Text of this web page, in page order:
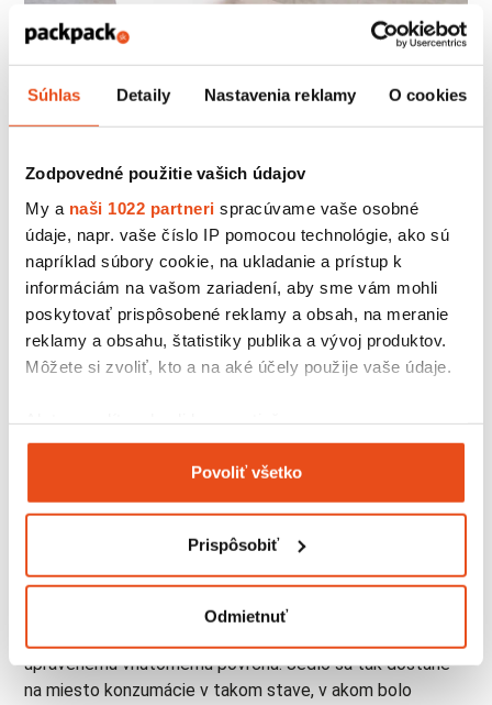
Súhlas Detaily Nastavenia reklamy O cookies
Zodpovedné použitie vašich údajov
My a naši 1022 partneri spracúvame vaše osobné
údaje, napr. vaše číslo IP pomocou technológie, ako sú
napríklad súbory cookie, na ukladanie a prístup k
informáciám na vašom zariadení, aby sme vám mohli
poskytovať prispôsobené reklamy a obsah, na meranie
reklamy a obsahu, štatistiky publika a vývoj produktov.
Môžete si zvoliť, kto a na aké účely použije vaše údaje.
Zhromažďovať informácie o vašej geografickej
polohe s presnosťou na niekoľko metrov
Identifikovať vaše zariadenie aktívnym
Viac informácií o tom, ako sa spracúvajú vaše osobné
údaje, nájdete v časti svašimi nastaveniami
o používaní súborov cookie.
Povoliť všetko
Prispôsobiť
Odmietnuť
Ak predávate teplé jedlo, vyberajtekrabičky s vetracími
znehodnoteniu zakúpeného jedla.
Krabička na Hamburger
Na akýkoľvek dlhý prenos.Krabička na hamburger
sa využiť napríklad aj na donut) je akurát rozmerovo
prispôsobená na tento typ pokrmu.
upravenému vnútornému povrchu. Jedlo sa tak dostane
na miesto konzumácie v takom stave, v akom bolo